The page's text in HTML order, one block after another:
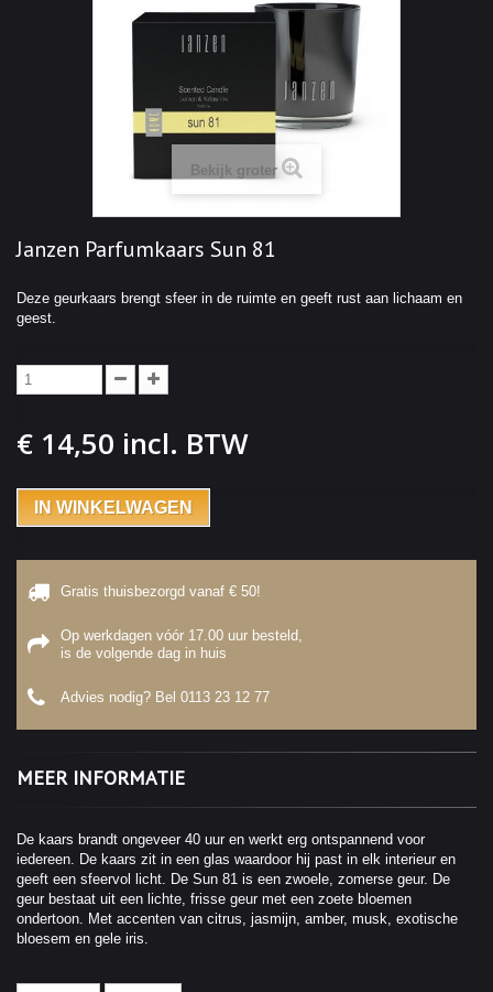
Bekijk groter
Janzen Parfumkaars Sun 81
Deze geurkaars brengt sfeer in de ruimte en geeft rust aan lichaam en
geest.
€ 14,50 incl. BTW
IN WINKELWAGEN
Gratis thuisbezorgd vanaf € 50!
Op werkdagen vóór 17.00 uur besteld,
is de volgende dag in huis
Advies nodig? Bel 0113 23 12 77
MEER INFORMATIE
De kaars brandt ongeveer 40 uur en werkt erg ontspannend voor
iedereen. De kaars zit in een glas waardoor hij past in elk interieur en
geeft een sfeervol licht. De Sun 81 is een zwoele, zomerse geur. De
geur bestaat uit een lichte, frisse geur met een zoete bloemen
ondertoon. Met accenten van citrus, jasmijn, amber, musk, exotische
bloesem en gele iris.